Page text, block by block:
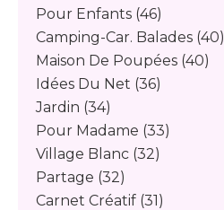
Pour Enfants (46)
Camping-Car. Balades (40)
Maison De Poupées (40)
Idées Du Net (36)
Jardin (34)
Pour Madame (33)
Village Blanc (32)
Partage (32)
Carnet Créatif (31)